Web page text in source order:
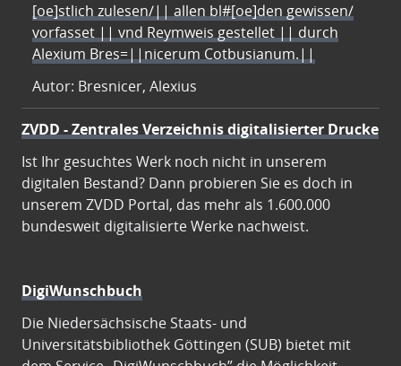
[oe]stlich zulesen/|| allen bl#[oe]den gewissen/
vorfasset || vnd Reymweis gestellet || durch
Alexium Bres=||nicerum Cotbusianum.||
Autor: Bresnicer, Alexius
ZVDD - Zentrales Verzeichnis digitalisierter Drucke
Ist Ihr gesuchtes Werk noch nicht in unserem
digitalen Bestand? Dann probieren Sie es doch in
unserem ZVDD Portal, das mehr als 1.600.000
bundesweit digitalisierte Werke nachweist.
DigiWunschbuch
Die Niedersächsische Staats- und
Universitätsbibliothek Göttingen (SUB) bietet mit